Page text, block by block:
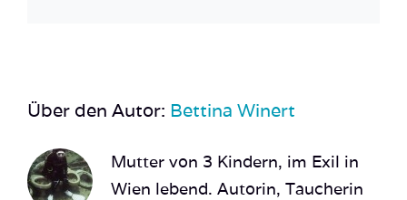
Über den Autor: Bettina Winert
Mutter von 3 Kindern, im Exil in
Wien lebend. Autorin, Taucherin